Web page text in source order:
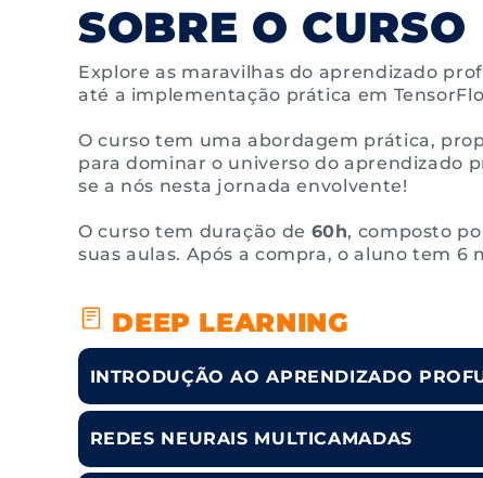
SOBRE O CURSO
Explore as maravilhas do aprendizado
até a implementação prática em
O curso tem uma abordagem prática,
para dominar o universo do aprendizado
se a nós nesta jornada envolvente!
O curso tem duração de 60h, composto
suas aulas. Após a compra, o aluno tem
DEEP LEARNING
INTRODUÇÃO AO APRENDIZADO
REDES NEURAIS MULTICAMADAS